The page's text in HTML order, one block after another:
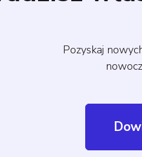
Pozyskaj